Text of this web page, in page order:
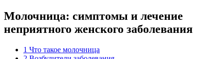
Молочница: симптомы и лечение
неприятного женского заболевания
1 Что такое молочница